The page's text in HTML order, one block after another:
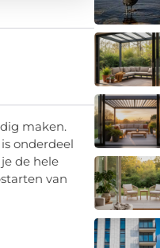
maken.
onderdeel
de hele
van